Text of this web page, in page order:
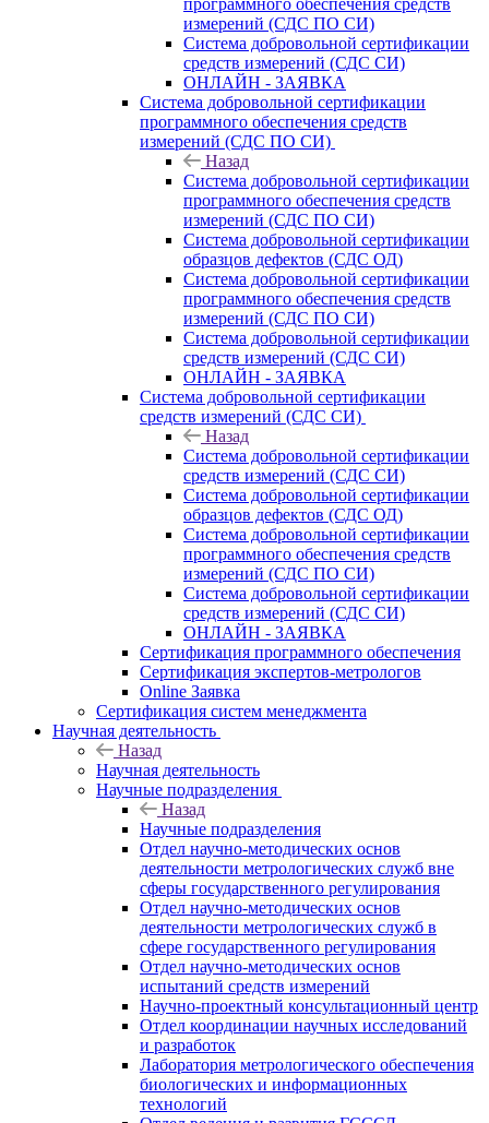
программного обеспечения средств
измерений (СДС ПО СИ)
Система добровольной сертификации
средств измерений (СДС СИ)
ОНЛАЙН - ЗАЯВКА
Система добровольной сертификации
программного обеспечения средств
измерений (СДС ПО СИ)
Назад
Система добровольной сертификации
программного обеспечения средств
измерений (СДС ПО СИ)
Система добровольной сертификации
образцов дефектов (СДС ОД)
Система добровольной сертификации
программного обеспечения средств
измерений (СДС ПО СИ)
Система добровольной сертификации
средств измерений (СДС СИ)
ОНЛАЙН - ЗАЯВКА
Система добровольной сертификации
средств измерений (СДС СИ)
Назад
Система добровольной сертификации
средств измерений (СДС СИ)
Система добровольной сертификации
образцов дефектов (СДС ОД)
Система добровольной сертификации
программного обеспечения средств
измерений (СДС ПО СИ)
Система добровольной сертификации
средств измерений (СДС СИ)
ОНЛАЙН - ЗАЯВКА
Сертификация программного обеспечения
Сертификация экспертов-метрологов
Online Заявка
Сертификация систем менеджмента
Научная деятельность
Назад
Научная деятельность
Научные подразделения
Назад
Научные подразделения
Отдел научно-методических основ
деятельности метрологических служб вне
сферы государственного регулирования
Отдел научно-методических основ
деятельности метрологических служб в
сфере государственного регулирования
Отдел научно-методических основ
испытаний средств измерений
Научно-проектный консультационный центр
Отдел координации научных исследований
и разработок
Лаборатория метрологического обеспечения
биологических и информационных
технологий